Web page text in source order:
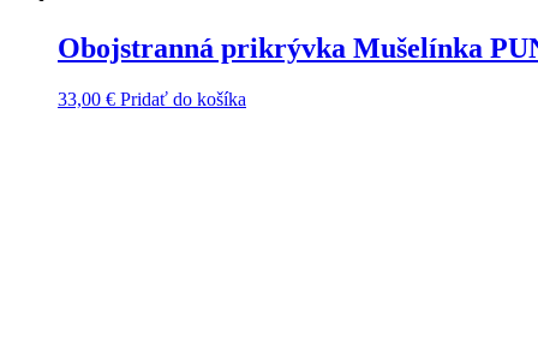
Obojstranná prikrývka Mušelínka
33,00 € Pridať do košíka